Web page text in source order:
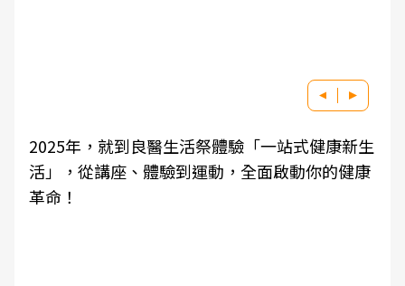
2025年，就到良醫生活祭體驗「一站式健康新生
活」，從講座、體驗到運動，全面啟動你的健康
革命！